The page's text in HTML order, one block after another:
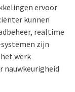
ervoor
kunnen
realtime
zijn
werk
nauwkeurigheid